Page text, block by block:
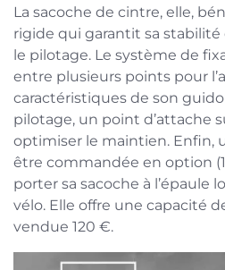
La sacoche de cintre, elle,
rigide qui garantit sa stabilité
le pilotage. Le système de
entre plusieurs points pour
caractéristiques de son
pilotage, un point d’attache
optimiser le maintien. Enfin,
être commandée en option
porter sa sacoche à l’épaule
vélo. Elle offre une capacité
vendue 120 €.